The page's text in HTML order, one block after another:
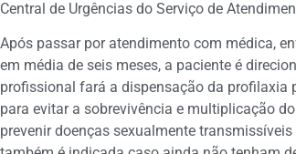
Central de Urgências do Serviço de
Após passar por atendimento com médica,
em média de seis meses, a paciente é
profissional fará a dispensação da profilaxia
para evitar a sobrevivência e multiplicação
prevenir doenças sexualmente